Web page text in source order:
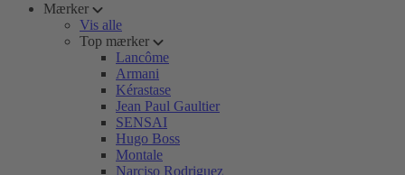
Mærker
Vis alle
Top mærker
Lancôme
Armani
Kérastase
Jean Paul Gaultier
SENSAI
Hugo Boss
Montale
Narciso Rodriguez